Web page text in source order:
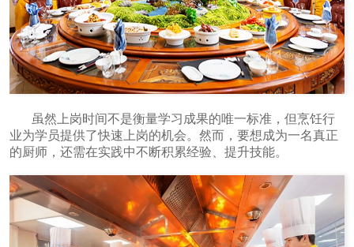
虽然上岗时间不是衡量学习成果的唯一标准，但烹饪行
业为学员提供了快速上岗的机会。然而，要想成为一名真正
的厨师，还需在实践中不断积累经验、提升技能。